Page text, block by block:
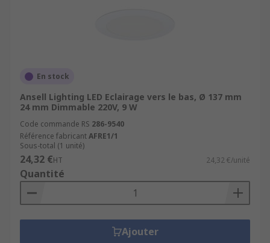
En stock
Ansell Lighting LED Eclairage vers le bas, Ø 137 mm
24 mm Dimmable 220V, 9 W
Code commande RS 286-9540
Référence fabricantAFRE1/1
Sous-total (1 unité)
24,32 €HT 24,32 €/unité
Quantité
Ajouter